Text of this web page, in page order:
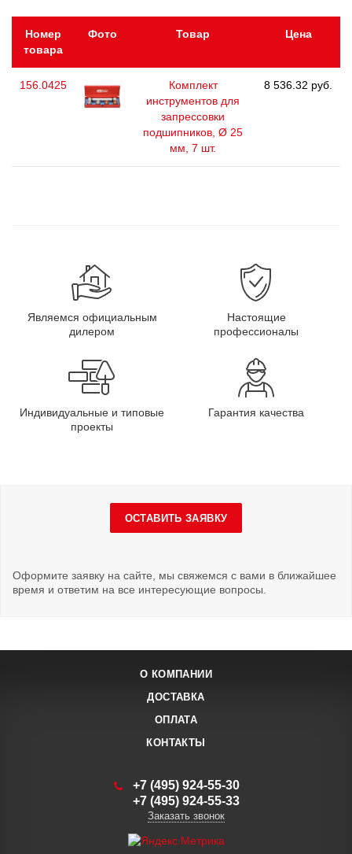
Номер
товара
Фото Товар Цена
156.0425
Комплект
инструментов для
запрессовки
подшипников, Ø 25
мм, 7 шт.
8 536.32 руб.
Являемся официальным
дилером
Настоящие
профессионалы
Индивидуальные и типовые
проекты
Гарантия качества
ОСТАВИТЬ ЗАЯВКУ
Оформите заявку на сайте, мы свяжемся с вами в ближайшее
время и ответим на все интересующие вопросы.
О КОМПАНИИ
ДОСТАВКА
ОПЛАТА
КОНТАКТЫ
+7 (495) 924-55-30
+7 (495) 924-55-33
Заказать звонок